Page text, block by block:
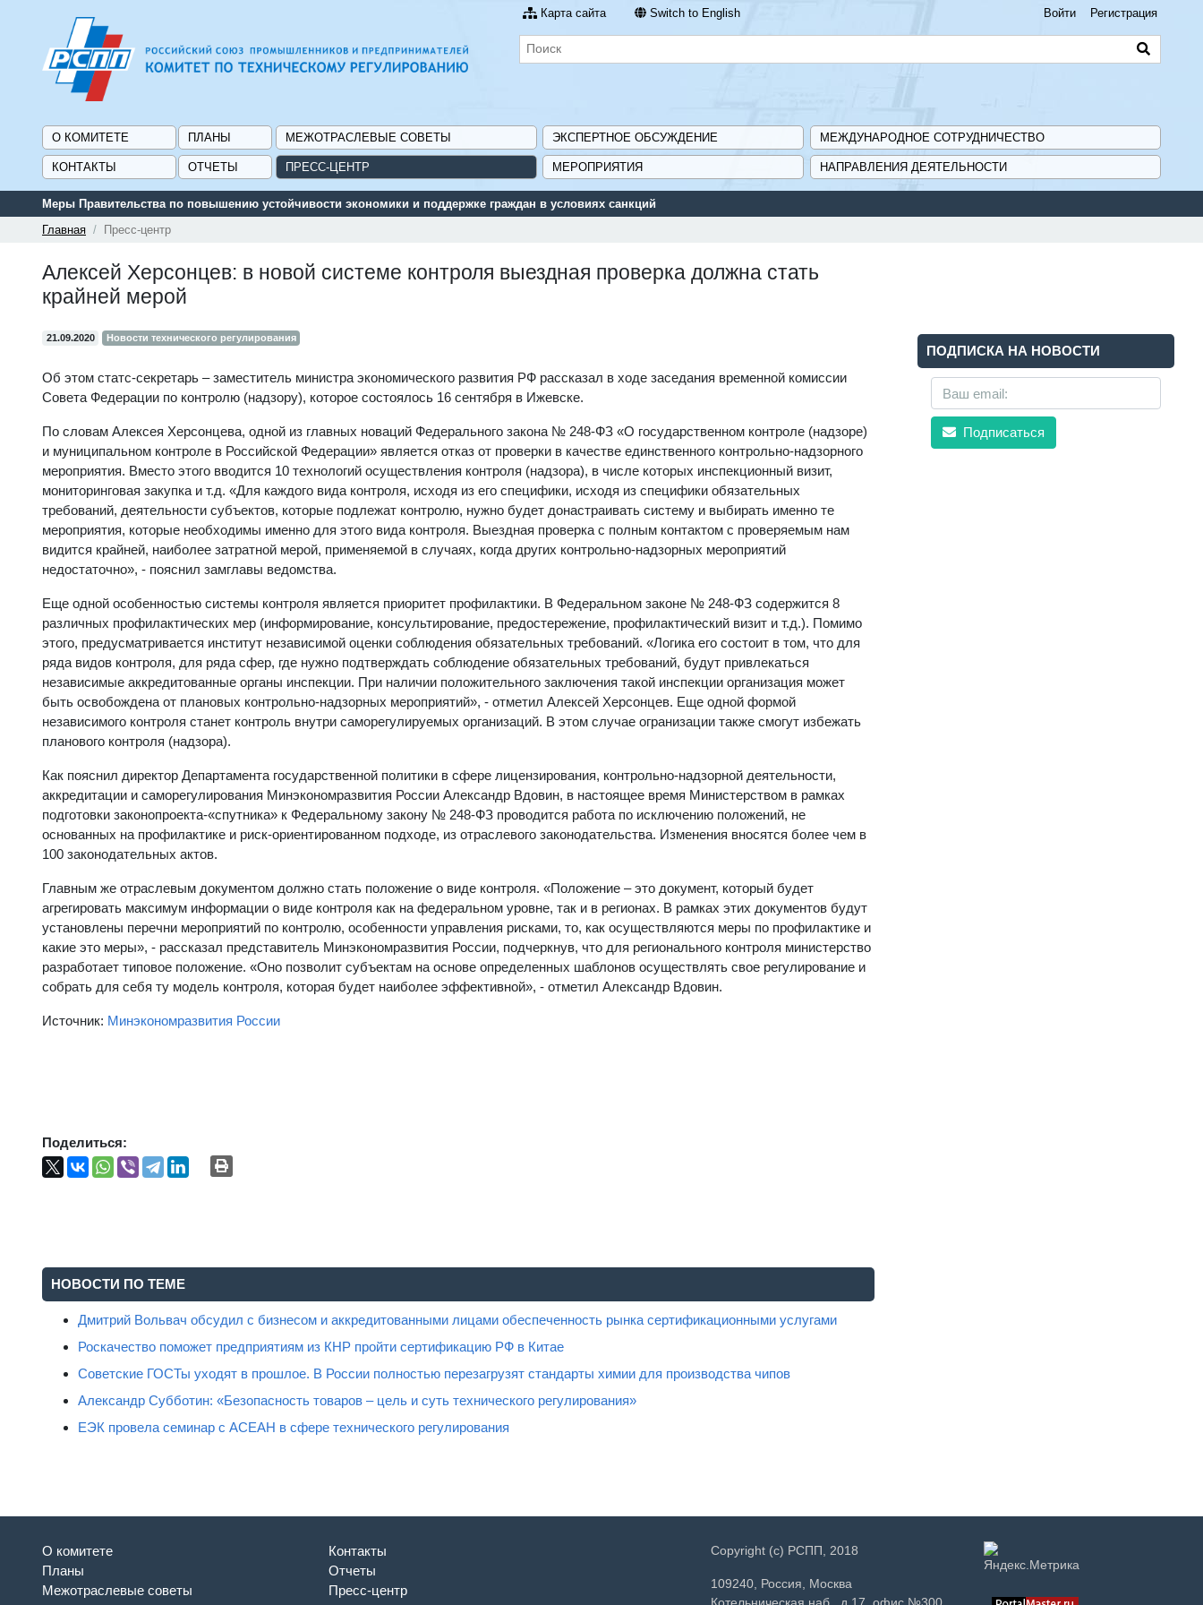
Карта сайта Switch to English Войти Регистрация
О КОМИТЕТЕ ПЛАНЫ МЕЖОТРАСЛЕВЫЕ СОВЕТЫ ЭКСПЕРТНОЕ ОБСУЖДЕНИЕ МЕЖДУНАРОДНОЕ СОТРУДНИЧЕСТВО
КОНТАКТЫ ОТЧЕТЫ ПРЕСС-ЦЕНТР МЕРОПРИЯТИЯ НАПРАВЛЕНИЯ ДЕЯТЕЛЬНОСТИ
Меры Правительства по повышению устойчивости экономики и поддержке граждан в условиях санкций
Главная
Пресс-центр
Алексей Херсонцев: в новой системе контроля выездная проверка должна стать
крайней мерой
21.09.2020 Новости технического регулирования
Об этом статс-секретарь – заместитель министра экономического развития РФ рассказал в ходе заседания временной комиссии
Совета Федерации по контролю (надзору), которое состоялось 16 сентября в Ижевске.
По словам Алексея Херсонцева, одной из главных новаций Федерального закона № 248-ФЗ «О государственном контроле (надзоре)
и муниципальном контроле в Российской Федерации» является отказ от проверки в качестве единственного контрольно-надзорного
мероприятия. Вместо этого вводится 10 технологий осуществления контроля (надзора), в числе которых инспекционный визит,
мониторинговая закупка и т.д. «Для каждого вида контроля, исходя из его специфики, исходя из специфики обязательных
требований, деятельности субъектов, которые подлежат контролю, нужно будет донастраивать систему и выбирать именно те
мероприятия, которые необходимы именно для этого вида контроля. Выездная проверка с полным контактом с проверяемым нам
видится крайней, наиболее затратной мерой, применяемой в случаях, когда других контрольно-надзорных мероприятий
недостаточно», - пояснил замглавы ведомства.
Еще одной особенностью системы контроля является приоритет профилактики. В Федеральном законе № 248-ФЗ содержится 8
различных профилактических мер (информирование, консультирование, предостережение, профилактический визит и т.д.). Помимо
этого, предусматривается институт независимой оценки соблюдения обязательных требований. «Логика его состоит в том, что для
ряда видов контроля, для ряда сфер, где нужно подтверждать соблюдение обязательных требований, будут привлекаться
независимые аккредитованные органы инспекции. При наличии положительного заключения такой инспекции организация может
быть освобождена от плановых контрольно-надзорных мероприятий», - отметил Алексей Херсонцев. Еще одной формой
независимого контроля станет контроль внутри саморегулируемых организаций. В этом случае огранизации также смогут избежать
планового контроля (надзора).
Как пояснил директор Департамента государственной политики в сфере лицензирования, контрольно-надзорной деятельности,
аккредитации и саморегулирования Минэкономразвития России Александр Вдовин, в настоящее время Министерством в рамках
подготовки законопроекта-«спутника» к Федеральному закону № 248-ФЗ проводится работа по исключению положений, не
основанных на профилактике и риск-ориентированном подходе, из отраслевого законодательства. Изменения вносятся более чем в
100 законодательных актов.
Главным же отраслевым документом должно стать положение о виде контроля. «Положение – это документ, который будет
агрегировать максимум информации о виде контроля как на федеральном уровне, так и в регионах. В рамках этих документов будут
установлены перечни мероприятий по контролю, особенности управления рисками, то, как осуществляются меры по профилактике и
какие это меры», - рассказал представитель Минэкономразвития России, подчеркнув, что для регионального контроля министерство
разработает типовое положение. «Оно позволит субъектам на основе определенных шаблонов осуществлять свое регулирование и
собрать для себя ту модель контроля, которая будет наиболее эффективной», - отметил Александр Вдовин.
Источник: Минэкономразвития России
Поделиться:
НОВОСТИ ПО ТЕМЕ
Дмитрий Вольвач обсудил с бизнесом и аккредитованными лицами обеспеченность рынка сертификационными услугами
Роскачество поможет предприятиям из КНР пройти сертификацию РФ в Китае
Советские ГОСТы уходят в прошлое. В России полностью перезагрузят стандарты химии для производства чипов
Александр Субботин: «Безопасность товаров – цель и суть технического регулирования»
ЕЭК провела семинар с АСЕАН в сфере технического регулирования
ПОДПИСКА НА НОВОСТИ
Подписаться
О комитете
Планы
Межотраслевые советы
Контакты
Отчеты
Пресс-центр
Copyright (c) РСПП, 2018
109240, Россия, Москва